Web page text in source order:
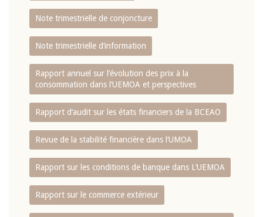
Note trimestrielle de conjoncture
Note trimestrielle d‘information
Rapport annuel sur l‘évolution des prix à la
consommation dans l‘UEMOA et perspectives
Rapport d‘audit sur les états financiers de la BCEAO
Revue de la stabilité financière dans l‘UMOA
Rapport sur les conditions de banque dans L‘UEMOA
Rapport sur le commerce extérieur